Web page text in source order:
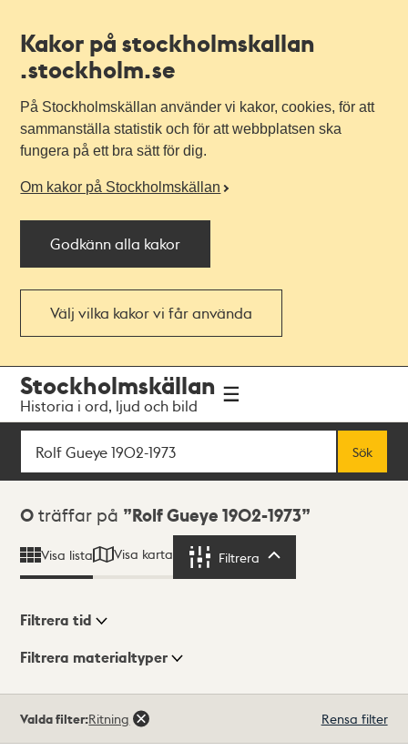
Kakor på stockholmskallan
.stockholm.se
På Stockholmskällan använder vi kakor, cookies, för att
sammanställa statistik och för att webbplatsen ska
fungera på ett bra sätt för dig.
Om kakor på Stockholmskällan
Godkänn alla kakor
Välj vilka kakor vi får använda
navigationen
huvudinnehållet
Stockholmskällan
Historia i ord, ljud och bild
Sök
Sök
Sökresultat
0 träffar på Rolf Gueye 1902-1973
Visa lista Visa karta Filtrera
Visningsläge
Filtrera tid
Filtrera materialtyper
träffar
Valda filter:Ritning Rensa filter